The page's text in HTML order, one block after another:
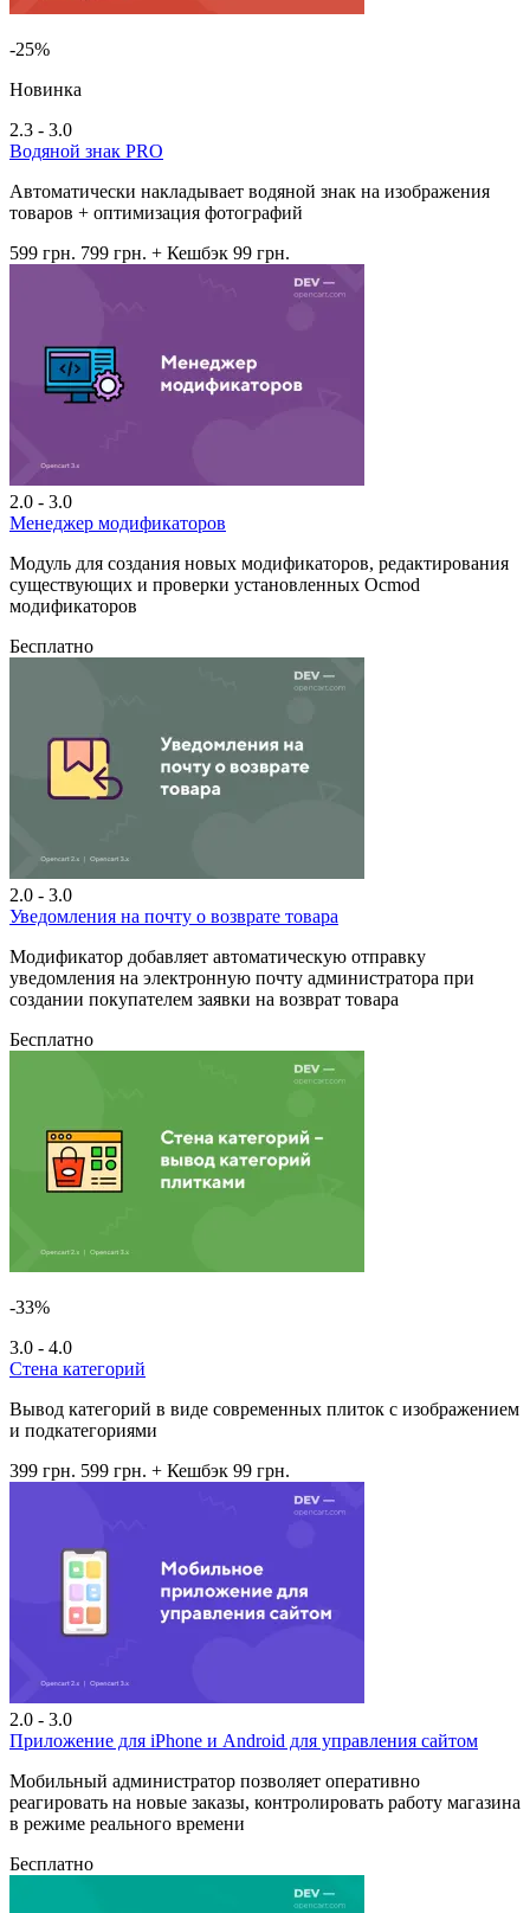
-25%
Новинка
2.3 - 3.0
Водяной знак PRO
Автоматически накладывает водяной знак на изображения
товаров + оптимизация фотографий
599 грн. 799 грн. + Кешбэк 99 грн.
2.0 - 3.0
Менеджер модификаторов
Модуль для создания новых модификаторов, редактирования
существующих и проверки установленных Ocmod
модификаторов
Бесплатно
2.0 - 3.0
Уведомления на почту о возврате товара
Модификатор добавляет автоматическую отправку
уведомления на электронную почту администратора при
создании покупателем заявки на возврат товара
Бесплатно
-33%
3.0 - 4.0
Стена категорий
Вывод категорий в виде современных плиток с изображением
и подкатегориями
399 грн. 599 грн. + Кешбэк 99 грн.
2.0 - 3.0
Приложение для iPhone и Android для управления сайтом
Мобильный администратор позволяет оперативно
реагировать на новые заказы, контролировать работу магазина
в режиме реального времени
Бесплатно